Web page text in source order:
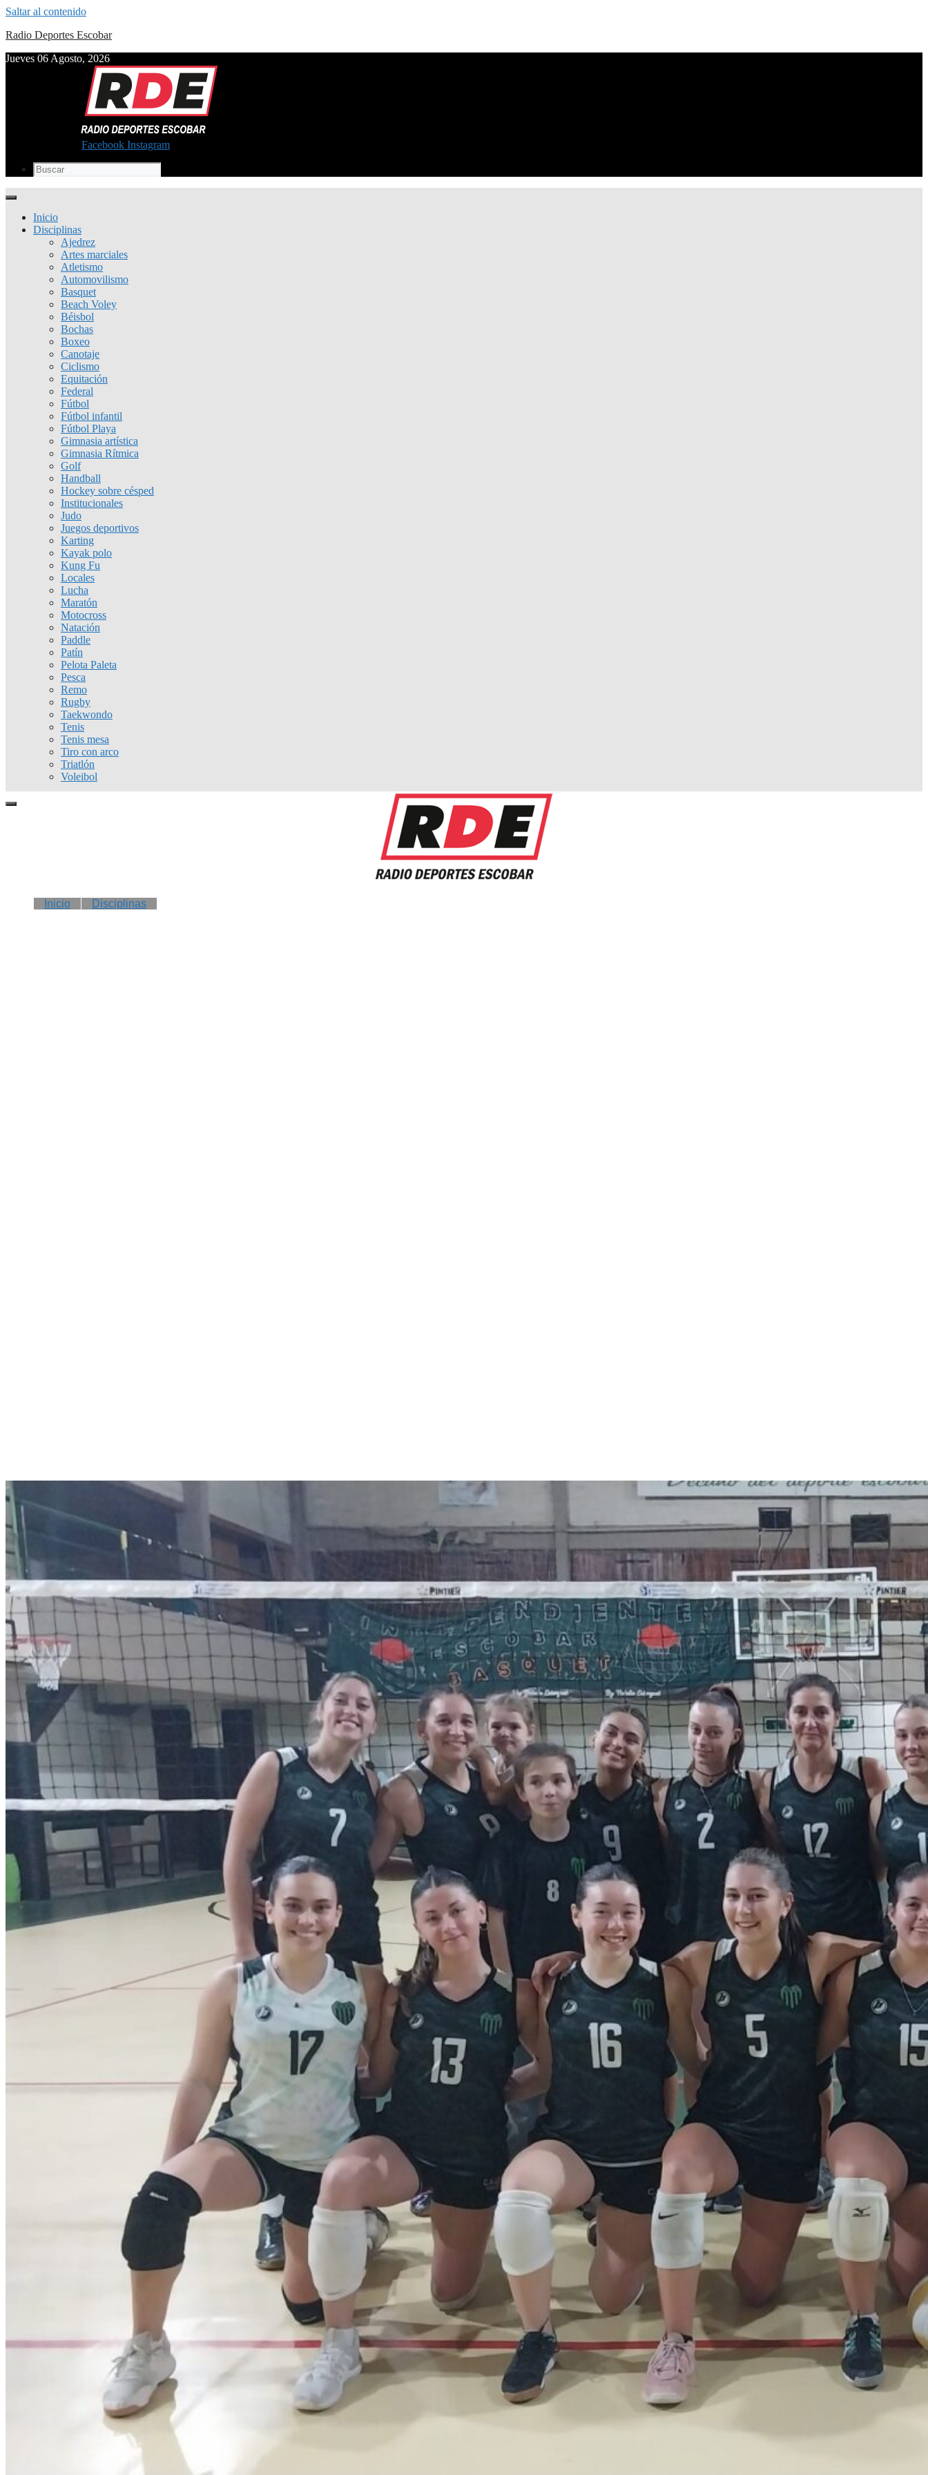
Saltar al contenido
Radio Deportes Escobar
Jueves 06 Agosto, 2026
Facebook Instagram
Inicio
Disciplinas
Ajedrez
Artes marciales
Atletismo
Automovilismo
Basquet
Beach Voley
Béisbol
Bochas
Boxeo
Canotaje
Ciclismo
Equitación
Federal
Fútbol
Fútbol infantil
Fútbol Playa
Gimnasia artística
Gimnasia Rítmica
Golf
Handball
Hockey sobre césped
Institucionales
Judo
Juegos deportivos
Karting
Kayak polo
Kung Fu
Locales
Lucha
Maratón
Motocross
Natación
Paddle
Patín
Pelota Paleta
Pesca
Remo
Rugby
Taekwondo
Tenis
Tenis mesa
Tiro con arco
Triatlón
Voleibol
Inicio Disciplinas
Jueves 06 Agosto, 2026